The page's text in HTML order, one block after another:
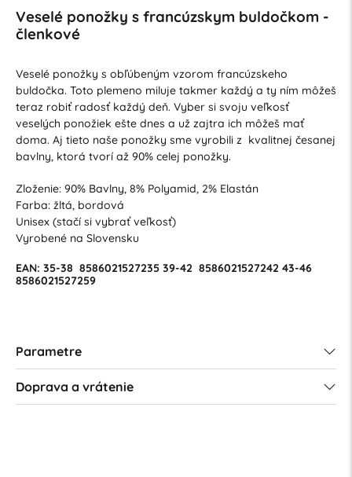
Veselé ponožky s francúzskym buldočkom -
členkové
Veselé ponožky s obľúbeným vzorom francúzskeho
buldočka. Toto plemeno miluje takmer každý a ty ním môžeš
teraz robiť radosť každý deň. Vyber si svoju veľkosť
veselých ponožiek ešte dnes a už zajtra ich môžeš mať
doma. Aj tieto naše ponožky sme vyrobili z kvalitnej česanej
bavlny, ktorá tvorí až 90% celej ponožky.
Zloženie: 90% Bavlny, 8% Polyamid, 2% Elastán
Farba: žltá, bordová
Unisex (stačí si vybrať veľkosť)
Vyrobené na Slovensku
EAN: 35-38 8586021527235 39-42 8586021527242 43-46
8586021527259
Parametre
Doprava a vrátenie